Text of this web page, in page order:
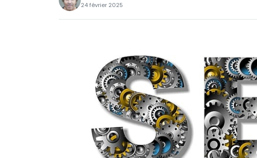
24 février 2025